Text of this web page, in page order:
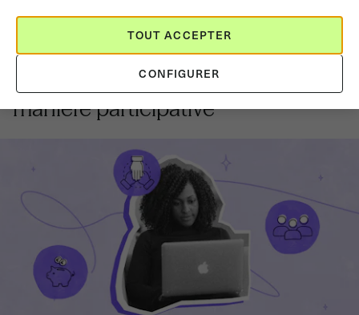
Crowdfunding : l’essentiel à savoir
pour financer son projet de
manière participative
CONFIGURER
TOUT ACCEPTER